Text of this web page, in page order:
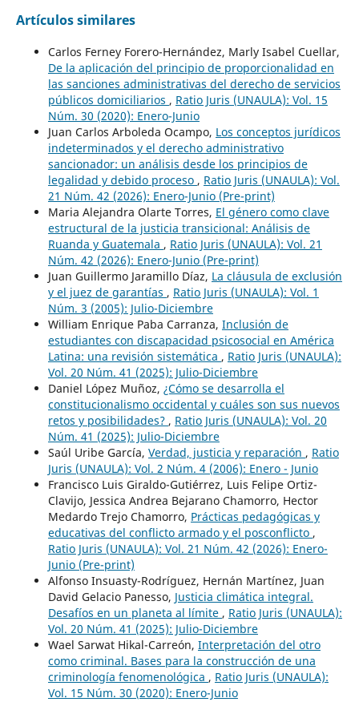
Artículos similares
Carlos Ferney Forero-Hernández, Marly Isabel Cuellar,
De la aplicación del principio de proporcionalidad en
las sanciones administrativas del derecho de servicios
públicos domiciliarios , Ratio Juris (UNAULA): Vol. 15
Núm. 30 (2020): Enero-Junio
Juan Carlos Arboleda Ocampo, Los conceptos jurídicos
indeterminados y el derecho administrativo
sancionador: un análisis desde los principios de
legalidad y debido proceso , Ratio Juris (UNAULA): Vol.
21 Núm. 42 (2026): Enero-Junio (Pre-print)
Maria Alejandra Olarte Torres, El género como clave
estructural de la justicia transicional: Análisis de
Ruanda y Guatemala , Ratio Juris (UNAULA): Vol. 21
Núm. 42 (2026): Enero-Junio (Pre-print)
Juan Guillermo Jaramillo Díaz, La cláusula de exclusión
y el juez de garantías , Ratio Juris (UNAULA): Vol. 1
Núm. 3 (2005): Julio-Diciembre
William Enrique Paba Carranza, Inclusión de
estudiantes con discapacidad psicosocial en América
Latina: una revisión sistemática , Ratio Juris (UNAULA):
Vol. 20 Núm. 41 (2025): Julio-Diciembre
Daniel López Muñoz, ¿Cómo se desarrolla el
constitucionalismo occidental y cuáles son sus nuevos
retos y posibilidades? , Ratio Juris (UNAULA): Vol. 20
Núm. 41 (2025): Julio-Diciembre
Saúl Uribe García, Verdad, justicia y reparación , Ratio
Juris (UNAULA): Vol. 2 Núm. 4 (2006): Enero - Junio
Francisco Luis Giraldo-Gutiérrez, Luis Felipe Ortiz-
Clavijo, Jessica Andrea Bejarano Chamorro, Hector
Medardo Trejo Chamorro, Prácticas pedagógicas y
educativas del conflicto armado y el posconflicto ,
Ratio Juris (UNAULA): Vol. 21 Núm. 42 (2026): Enero-
Junio (Pre-print)
Alfonso Insuasty-Rodríguez, Hernán Martínez, Juan
David Gelacio Panesso, Justicia climática integral.
Desafíos en un planeta al límite , Ratio Juris (UNAULA):
Vol. 20 Núm. 41 (2025): Julio-Diciembre
Wael Sarwat Hikal-Carreón, Interpretación del otro
como criminal. Bases para la construcción de una
criminología fenomenológica , Ratio Juris (UNAULA):
Vol. 15 Núm. 30 (2020): Enero-Junio